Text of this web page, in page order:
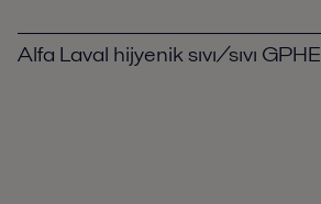
Alfa Laval hijyenik sıvı/sıvı GPHE